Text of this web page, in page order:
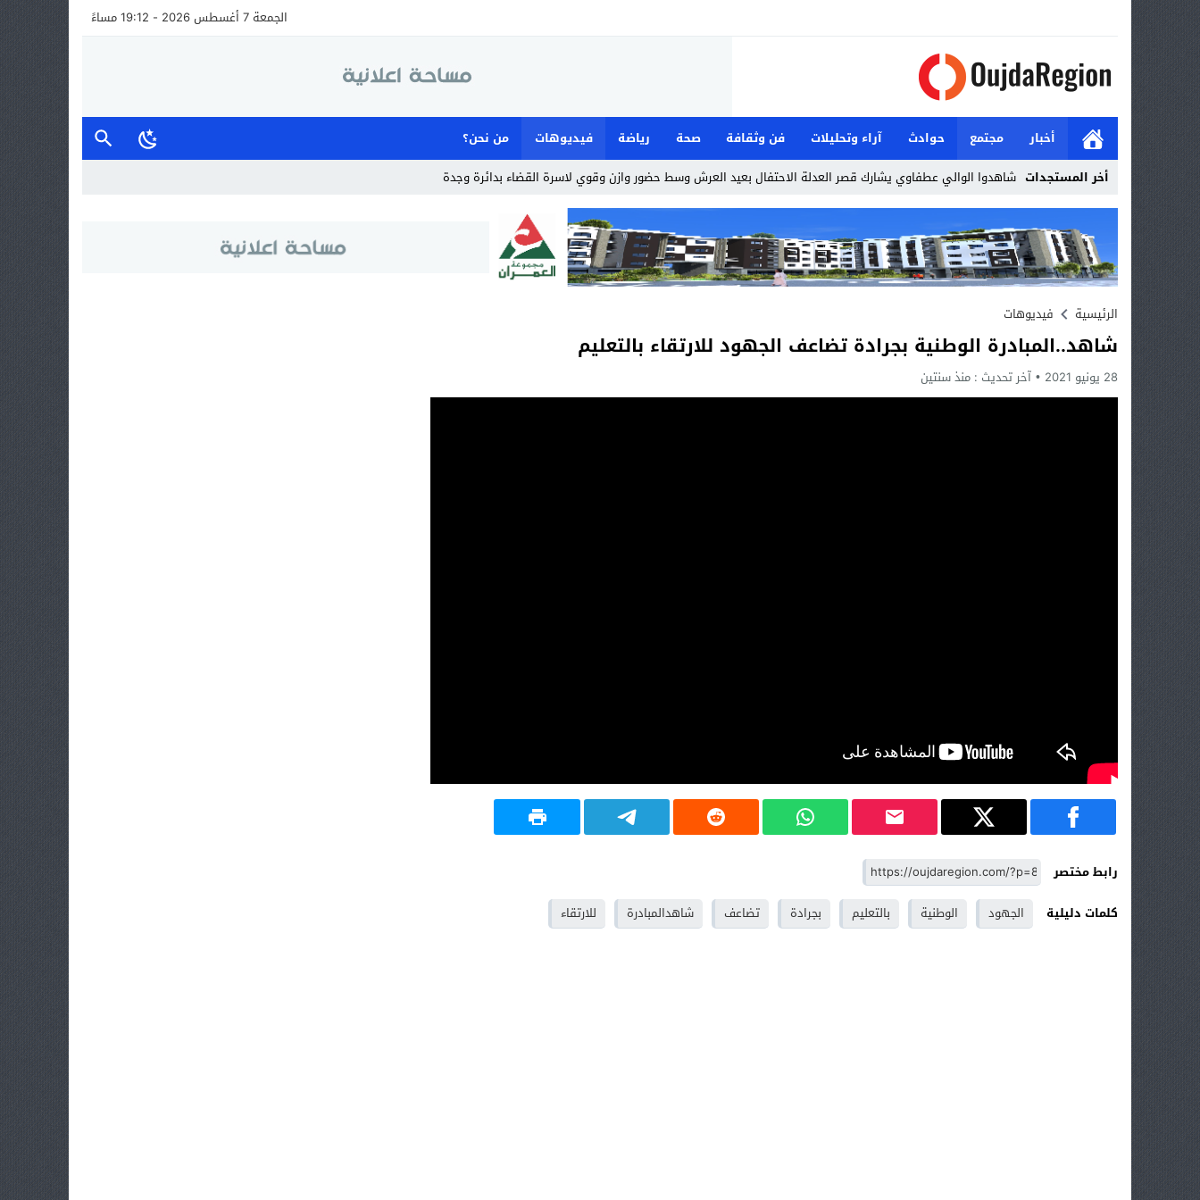
الجمعة 7 أغسطس 2026 - 19:12 مساءً
أخبار مجتمع حوادث آراء وتحليلات فن وثقافة صحة رياضة فيديوهات
من نحن؟
أخر المستجدات شاهدوا الوالي عطفاوي يشارك قصر العدلة الاحتفال بعيد العرش وسط حضور وازن وقوي لاسرة القضاء بدائرة وجدة
Stop
Previous
Next
الرئيسية
فيديوهات
شاهد..المبادرة الوطنية بجرادة تضاعف الجهود للارتقاء بالتعليم
28 يونيو 2021 آخر تحديث : منذ سنتين
رابط مختصر
كلمات دليلية
الجهود الوطنية بالتعليم بجرادة تضاعف شاهدالمبادرة للارتقاء